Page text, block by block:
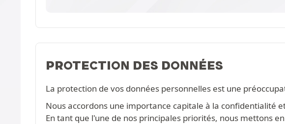
PROTECTION DES DONNÉES
La protection de vos données personnelles est une
Nous accordons une importance capitale à la confidentialité
En tant que l'une de nos principales priorités, nous mettons